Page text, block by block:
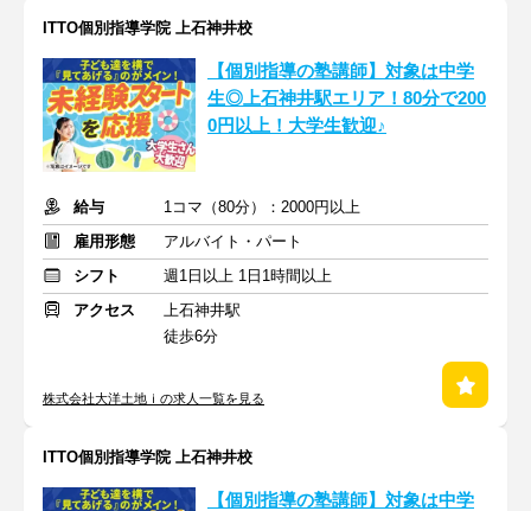
ITTO個別指導学院 上石神井校
【個別指導の塾講師】対象は中学
生◎上石神井駅エリア！80分で200
0円以上！大学生歓迎♪
給与
1コマ（80分）：2000円以上
雇用形態
アルバイト・パート
シフト
週1日以上 1日1時間以上
アクセス
上石神井駅
徒歩6分
株式会社大洋土地ｉの求人一覧を見る
ITTO個別指導学院 上石神井校
【個別指導の塾講師】対象は中学